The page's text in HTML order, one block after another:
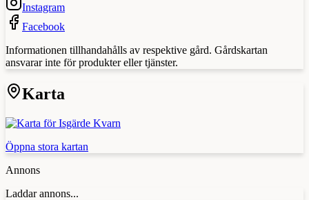
Instagram
Facebook
Informationen tillhandahålls av respektive gård. Gårdskartan
ansvarar inte för produkter eller tjänster.
Karta
Öppna stora kartan
Annons
Laddar annons...